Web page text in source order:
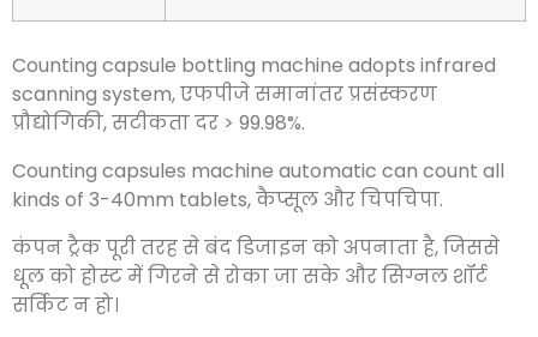
काउंटिंग कैप्सूल बॉटलिंग मशीन इन्फ्रारेड स्कैनिंग सिस्टम
को अपनाती है, एफपीजे समानांतर प्रसंस्करण प्रौद्योगिकी,
सटीकता दर > 99.98%.
कैप्सूल गिनती मशीन स्वचालित सभी प्रकार की 3-40 मिमी
टैबलेट की गिनती कर सकती है, कैप्सूल और चिपचिपा.
कंपन ट्रैक पूरी तरह से बंद डिजाइन को अपनाता है, जिससे
धूल को होस्ट में गिरने से रोका जा सके और सिग्नल शॉर्ट
सर्किट न हो।